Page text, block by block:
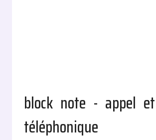
block note - appel
téléphonique